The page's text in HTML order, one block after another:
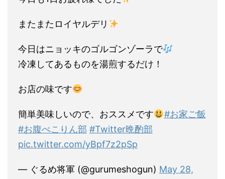
またまたロイヤルデリ
今日はニョッキのゴルゴンゾーラで
冷凍してあるものを湯煎するだけ！
お店の味です
簡単美味しいので、おススメです
#お家ご飯
#お腹ぺこりん部 #Twitter晩酌部
pic.twitter.com/yBpf7z2pSp
— ぐるめ将軍 (@gurumeshogun) May 28,